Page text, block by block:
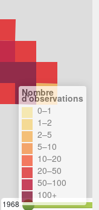
1968
Nombre
d'observations
0–1
1–2
2–5
5–10
10–20
20–50
50–100
100+